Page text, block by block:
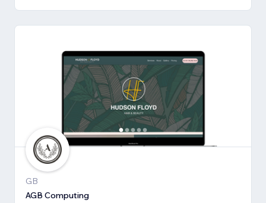
GB
AGB Computing